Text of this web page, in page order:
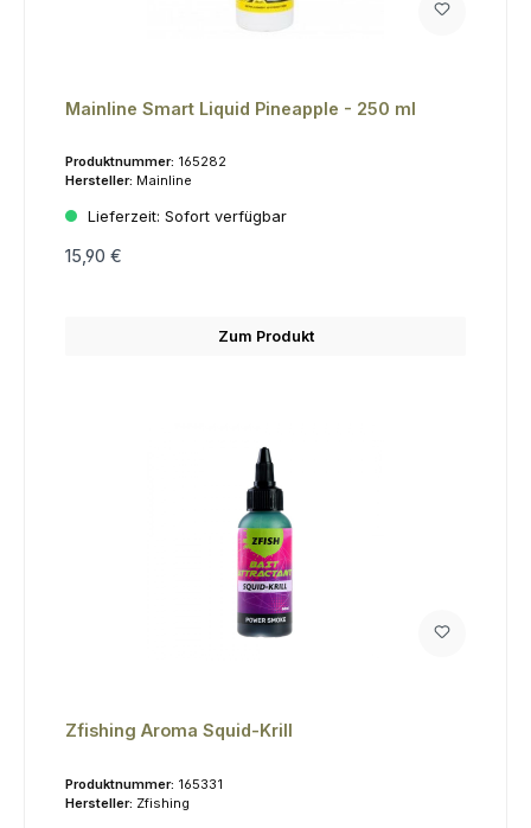
Mainline Smart Liquid Pineapple - 250 ml
Produktnummer: 165282
Hersteller: Mainline
Lieferzeit: Sofort verfügbar
15,90 €
Zum Produkt
Zfishing Aroma Squid-Krill
Produktnummer: 165331
Hersteller: Zfishing